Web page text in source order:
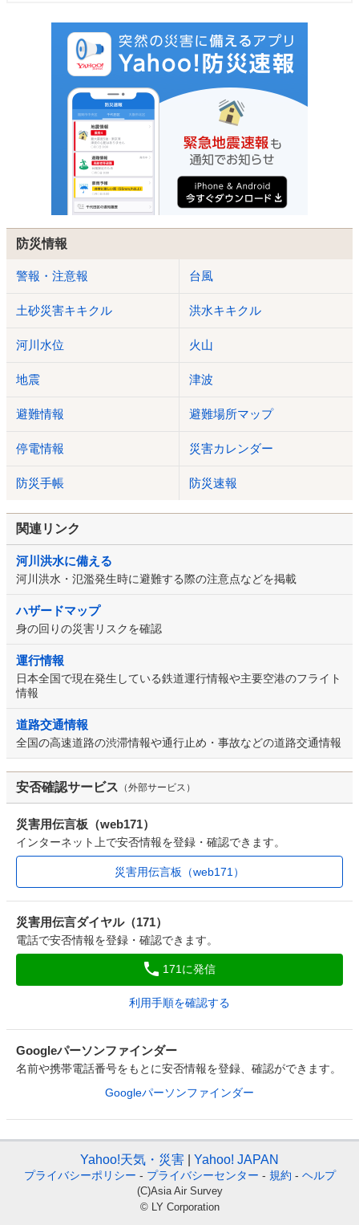
防災情報
警報・注意報 台風
土砂災害キキクル 洪水キキクル
河川水位 火山
地震 津波
避難情報 避難場所マップ
停電情報 災害カレンダー
防災手帳 防災速報
関連リンク
河川洪水に備える
河川洪水・氾濫発生時に避難する際の注意点などを掲載
ハザードマップ
身の回りの災害リスクを確認
運行情報
日本全国で現在発生している鉄道運行情報や主要空港のフライト
情報
道路交通情報
全国の高速道路の渋滞情報や通行止め・事故などの道路交通情報
安否確認サービス （外部サービス）
災害用伝言板（web171）
インターネット上で安否情報を登録・確認できます。
災害用伝言板（web171）
災害用伝言ダイヤル（171）
電話で安否情報を登録・確認できます。
171に発信
利用手順を確認する
Googleパーソンファインダー
名前や携帯電話番号をもとに安否情報を登録、確認ができます。
Googleパーソンファインダー
Yahoo!天気・災害 Yahoo! JAPAN
プライバシーポリシー - プライバシーセンター - 規約 - ヘルプ
(C)Asia Air Survey
© LY Corporation